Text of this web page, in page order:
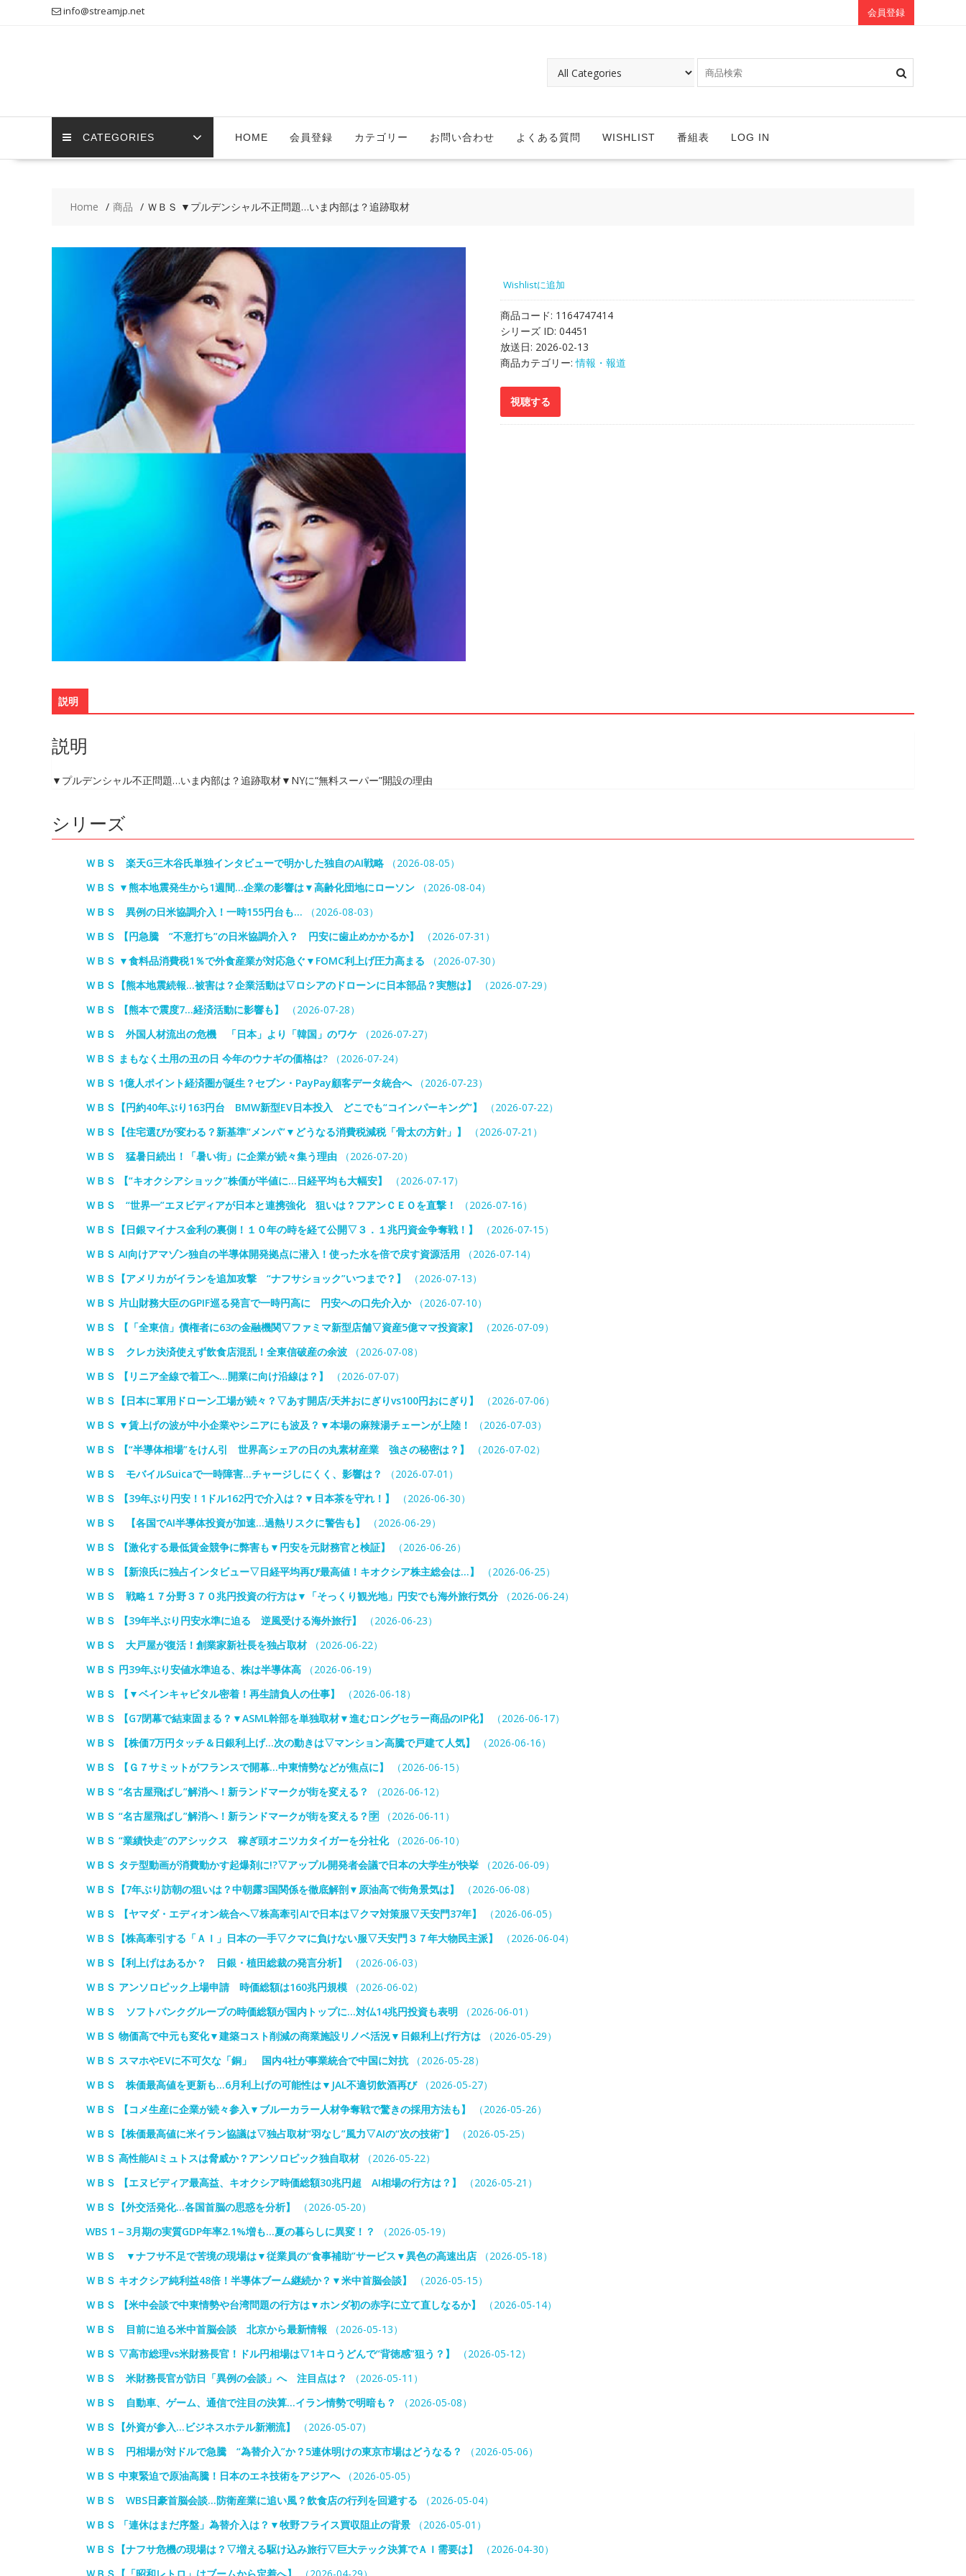
info@streamjp.net 会員登録
CATEGORIES HOME 会員登録 カテゴリー お問い合わせ よくある質問 WISHLIST 番組表 LOG IN
Home 商品 ＷＢＳ ▼プルデンシャル不正問題…いま内部は？追跡取材
Wishlistに追加
商品コード: 1164747414
シリーズ ID: 04451
放送日: 2026-02-13
商品カテゴリー:情報・報道
説明
説明
▼プルデンシャル不正問題…いま内部は？追跡取材▼NYに“無料スーパー”開設の理由
シリーズ
ＷＢＳ 楽天G三木谷氏単独インタビューで明かした独自のAI戦略 （2026-08-05）
ＷＢＳ ▼熊本地震発生から1週間…企業の影響は▼高齢化団地にローソン （2026-08-04）
ＷＢＳ 異例の日米協調介入！一時155円台も… （2026-08-03）
ＷＢＳ 【円急騰 ”不意打ち”の日米協調介入？ 円安に歯止めかかるか】
（2026-07-31）
ＷＢＳ ▼食料品消費税1％で外食産業が対応急ぐ▼FOMC利上げ圧力高まる （2026-07-30）
ＷＢＳ【熊本地震続報…被害は？企業活動は▽ロシアのドローンに日本部品？実態は】
（2026-07-29）
ＷＢＳ 【熊本で震度7…経済活動に影響も】
（2026-07-28）
ＷＢＳ 外国人材流出の危機 「日本」より「韓国」のワケ （2026-07-27）
ＷＢＳ まもなく土用の丑の日 今年のウナギの価格は? （2026-07-24）
ＷＢＳ 1億人ポイント経済圏が誕生？セブン・PayPay顧客データ統合へ（2026-07-23）
ＷＢＳ【円約40年ぶり163円台 BMW新型EV日本投入 どこでも“コインパーキング”】
（2026-07-22）
ＷＢＳ【住宅選びが変わる？新基準“メンパ”▼どうなる消費税減税「骨太の方針」】
（2026-07-21）
ＷＢＳ 猛暑日続出！「暑い街」に企業が続々集う理由 （2026-07-20）
ＷＢＳ 【“キオクシアショック”株価が半値に…日経平均も大幅安】
（2026-07-17）
ＷＢＳ “世界一”エヌビディアが日本と連携強化 狙いは？フアンＣＥＯを直撃！
（2026-07-16）
ＷＢＳ【日銀マイナス金利の裏側！１０年の時を経て公開▽３．１兆円資金争奪戦！】
（2026-07-15）
ＷＢＳ AI向けアマゾン独自の半導体開発拠点に潜入！使った水を倍で戻す資源活用 （2026-07-14）
ＷＢＳ【アメリカがイランを追加攻撃 “ナフサショック”いつまで？】
（2026-07-13）
ＷＢＳ 片山財務大臣のGPIF巡る発言で一時円高に 円安への口先介入か（2026-07-10）
ＷＢＳ 【「全東信」債権者に63の金融機関▽ファミマ新型店舗▽資産5億ママ投資家】
（2026-07-09）
ＷＢＳ クレカ決済使えず飲食店混乱！全東信破産の余波 （2026-07-08）
ＷＢＳ 【リニア全線で着工へ…開業に向け沿線は？】
（2026-07-07）
ＷＢＳ【日本に軍用ドローン工場が続々？▽あす開店/天丼おにぎりvs100円おにぎり】
（2026-07-06）
ＷＢＳ ▼賃上げの波が中小企業やシニアにも波及？▼本場の麻辣湯チェーンが上陸！
（2026-07-03）
ＷＢＳ 【“半導体相場”をけん引 世界高シェアの日の丸素材産業 強さの秘密は？】
（2026-07-02）
ＷＢＳ モバイルSuicaで一時障害…チャージしにくく、影響は？
（2026-07-01）
ＷＢＳ 【39年ぶり円安！1ドル162円で介入は？▼日本茶を守れ！】
（2026-06-30）
ＷＢＳ 【各国でAI半導体投資が加速…過熱リスクに警告も】
（2026-06-29）
ＷＢＳ 【激化する最低賃金競争に弊害も▼円安を元財務官と検証】
（2026-06-26）
ＷＢＳ 【新浪氏に独占インタビュー▽日経平均再び最高値！キオクシア株主総会は…】
（2026-06-25）
ＷＢＳ 戦略１７分野３７０兆円投資の行方は▼「そっくり観光地」円安でも海外旅行気分 （2026-06-24）
ＷＢＳ 【39年半ぶり円安水準に迫る 逆風受ける海外旅行】
（2026-06-23）
ＷＢＳ 大戸屋が復活！創業家新社長を独占取材（2026-06-22）
ＷＢＳ 円39年ぶり安値水準迫る、株は半導体高 （2026-06-19）
ＷＢＳ 【▼ベインキャピタル密着！再生請負人の仕事】
（2026-06-18）
ＷＢＳ 【G7閉幕で結束固まる？▼ASML幹部を単独取材▼進むロングセラー商品のIP化】
（2026-06-17）
ＷＢＳ 【株価7万円タッチ＆日銀利上げ…次の動きは▽マンション高騰で戸建て人気】
（2026-06-16）
ＷＢＳ 【Ｇ７サミットがフランスで開幕…中東情勢などが焦点に】
（2026-06-15）
ＷＢＳ “名古屋飛ばし”解消へ！新ランドマークが街を変える？
（2026-06-12）
ＷＢＳ “名古屋飛ばし”解消へ！新ランドマークが街を変える？🈑 （2026-06-11）
ＷＢＳ “業績快走”のアシックス 稼ぎ頭オニツカタイガーを分社化（2026-06-10）
ＷＢＳ タテ型動画が消費動かす起爆剤に!?▽アップル開発者会議で日本の大学生が快挙 （2026-06-09）
ＷＢＳ【7年ぶり訪朝の狙いは？中朝露3国関係を徹底解剖▼原油高で街角景気は】
（2026-06-08）
ＷＢＳ 【ヤマダ・エディオン統合へ▽株高牽引AIで日本は▽クマ対策服▽天安門37年】
（2026-06-05）
ＷＢＳ【株高牽引する「ＡＩ」日本の一手▽クマに負けない服▽天安門３７年大物民主派】
（2026-06-04）
ＷＢＳ【利上げはあるか？ 日銀・植田総裁の発言分析】
（2026-06-03）
ＷＢＳ アンソロピック上場申請 時価総額は160兆円規模 （2026-06-02）
ＷＢＳ ソフトバンクグループの時価総額が国内トップに…対仏14兆円投資も表明 （2026-06-01）
ＷＢＳ 物価高で中元も変化▼建築コスト削減の商業施設リノベ活況▼日銀利上げ行方は （2026-05-29）
ＷＢＳ スマホやEVに不可欠な「銅」 国内4社が事業統合で中国に対抗（2026-05-28）
ＷＢＳ 株価最高値を更新も…6月利上げの可能性は▼JAL不適切飲酒再び（2026-05-27）
ＷＢＳ 【コメ生産に企業が続々参入▼ブルーカラー人材争奪戦で驚きの採用方法も】
（2026-05-26）
ＷＢＳ【株価最高値に米イラン協議は▽独占取材“羽なし”風力▽AIの“次の技術”】
（2026-05-25）
ＷＢＳ 高性能AIミュトスは脅威か？アンソロピック独自取材（2026-05-22）
ＷＢＳ 【エヌビディア最高益、キオクシア時価総額30兆円超 AI相場の行方は？】
（2026-05-21）
ＷＢＳ【外交活発化…各国首脳の思惑を分析】
（2026-05-20）
WBS 1－3月期の実質GDP年率2.1%増も…夏の暮らしに異変！？
（2026-05-19）
ＷＢＳ ▼ナフサ不足で苦境の現場は▼従業員の“食事補助”サービス▼異色の高速出店 （2026-05-18）
ＷＢＳ キオクシア純利益48倍！半導体ブーム継続か？▼米中首脳会談】
（2026-05-15）
ＷＢＳ 【米中会談で中東情勢や台湾問題の行方は▼ホンダ初の赤字に立て直しなるか】
（2026-05-14）
ＷＢＳ 目前に迫る米中首脳会談 北京から最新情報 （2026-05-13）
ＷＢＳ ▽高市総理vs米財務長官！ドル円相場は▽1キロうどんで“背徳感”狙う？】
（2026-05-12）
ＷＢＳ 米財務長官が訪日「異例の会談」へ 注目点は？
（2026-05-11）
ＷＢＳ 自動車、ゲーム、通信で注目の決算…イラン情勢で明暗も？
（2026-05-08）
ＷＢＳ【外資が参入…ビジネスホテル新潮流】
（2026-05-07）
ＷＢＳ 円相場が対ドルで急騰 “為替介入”か？5連休明けの東京市場はどうなる？
（2026-05-06）
ＷＢＳ 中東緊迫で原油高騰！日本のエネ技術をアジアへ（2026-05-05）
ＷＢＳ WBS日豪首脳会談…防衛産業に追い風？飲食店の行列を回避する （2026-05-04）
ＷＢＳ 「連休はまだ序盤」為替介入は？▼牧野フライス買収阻止の背景 （2026-05-01）
ＷＢＳ【ナフサ危機の現場は？▽増える駆け込み旅行▽巨大テック決算でＡＩ需要は】
（2026-04-30）
ＷＢＳ【「昭和レトロ」はブームから定着へ】
（2026-04-29）